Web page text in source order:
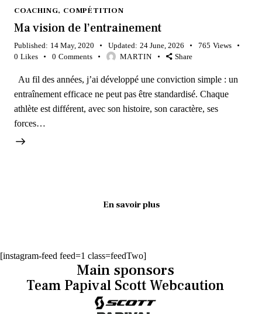
COACHING, COMPÉTITION
Ma vision de l’entrainement
Published: 14 May, 2020 Updated: 24 June, 2026 765 Views
0 Likes 0 Comments MARTIN Share
Au fil des années, j’ai développé une conviction simple : un
entraînement efficace ne peut pas être standardisé. Chaque
athlète est différent, avec son histoire, son caractère, ses
forces…
En savoir plus
[instagram-feed feed=1 class=feedTwo]
Main sponsors
Team Papival Scott Webcaution